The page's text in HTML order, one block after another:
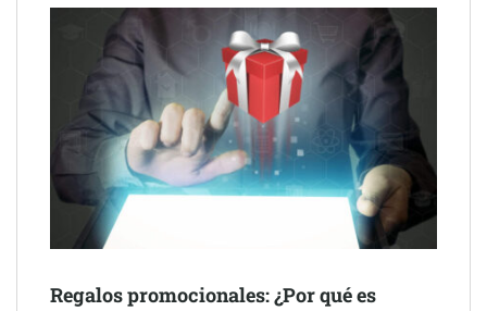
Schaeffler mejora su rentabilidad en el primer semestre de 2026
NOVA: innovación y diseño que transforman espacios de la
mano de Tormo Franquicias
Regalos promocionales: ¿Por qué es